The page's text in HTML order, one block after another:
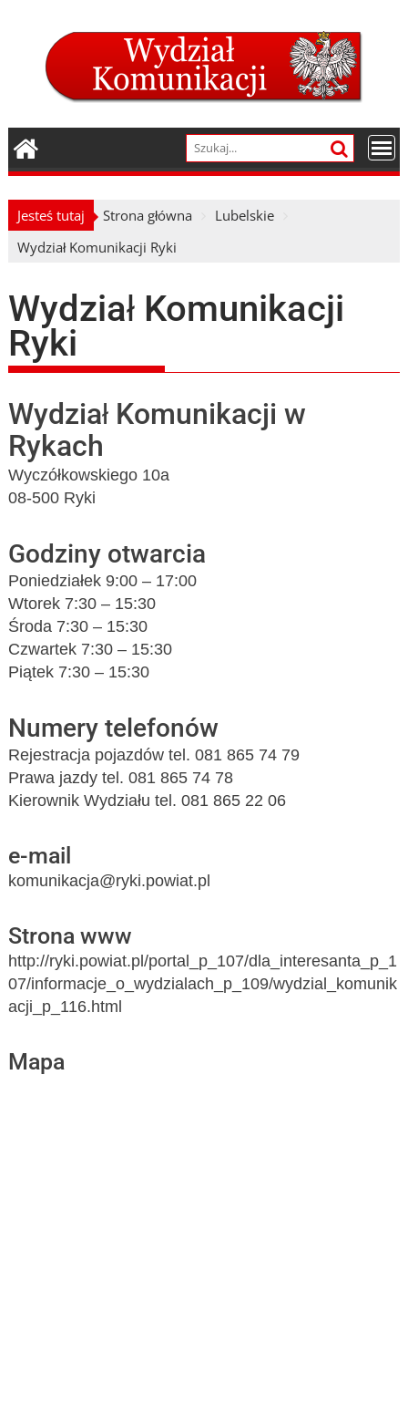
Jesteś tutaj Strona główna
Lubelskie
Wydział Komunikacji Ryki
Wydział Komunikacji
Ryki
Wydział Komunikacji w
Rykach
Wyczółkowskiego 10a
08-500 Ryki
Godziny otwarcia
Poniedziałek 9:00 – 17:00
Wtorek 7:30 – 15:30
Środa 7:30 – 15:30
Czwartek 7:30 – 15:30
Piątek 7:30 – 15:30
Numery telefonów
Rejestracja pojazdów tel. 081 865 74 79
Prawa jazdy tel. 081 865 74 78
Kierownik Wydziału tel. 081 865 22 06
e-mail
komunikacja@ryki.powiat.pl
Strona www
http://ryki.powiat.pl/portal_p_107/dla_interesanta_p_1
07/informacje_o_wydzialach_p_109/wydzial_komunik
acji_p_116.html
Mapa